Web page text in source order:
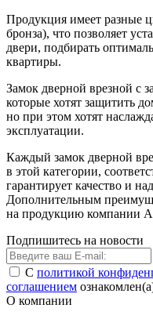
Продукция имеет разные
бронза), что позволяет
двери, подбирать
квартиры.
Замок дверной врезной с
которые хотят защитить
но при этом хотят
эксплуатации.
Каждый замок дверной
в этой категории,
гарантирует качество и
Дополнительным
на продукцию компании
Подпишитесь на новости
С политикой
соглашением
О компании